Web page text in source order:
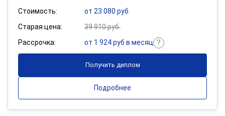
Стоимость:
от 23 080 руб.
Старая цена:
39 910 руб.
Рассрочка:
от 1 924 руб в месяц
Получить диплом
Подробнее